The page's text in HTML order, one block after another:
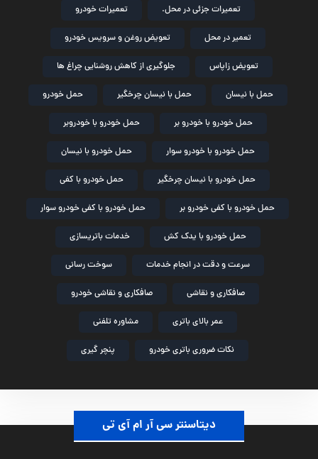
تعمیرات جزئی در محل. تعمیرات خودرو
تعمیر در محل تعویض روغن و سرویس خودرو
تعویض زاپاس جلوگیری از کاهش روشنایی چراغ ها
حمل با نیسان حمل با نیسان چرخگیر حمل خودرو
حمل خودرو با خودرو بر حمل خودرو با خودروبر
حمل خودرو با خودرو سوار حمل خودرو با نیسان
حمل خودرو با نیسان چرخگیر حمل خودرو با کفی
حمل خودرو با کفی خودرو بر حمل خودرو با کفی خودرو سوار
حمل خودرو با یدک کش خدمات باتریسازی
سرعت و دقت در انجام خدمات سوخت رسانی
صافکاری و نقاشی صافکاری و نقاشی خودرو
عمر بالای باتری مشاوره تلفنی
نکات ضروری باتری خودرو پنچر گیری
دیتاسنتر سی آر ام آی تی